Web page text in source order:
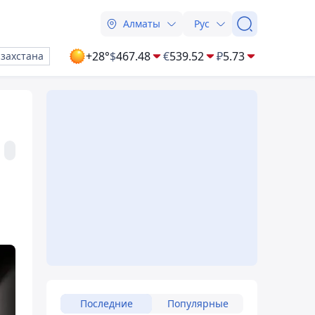
Алматы Рус
+28°$467.48 €539.52 ₽5.73
Последние Популярные